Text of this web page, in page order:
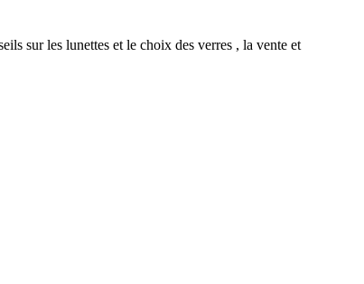
sur les lunettes et le choix des verres , la vente et